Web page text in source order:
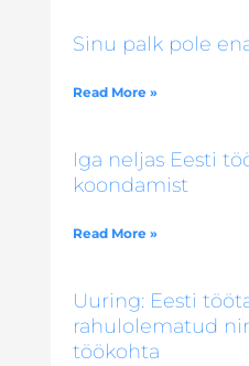
Sinu palk pole
Read More »
Iga neljas Eesti
koondamist
Read More »
Uuring: Eesti
rahulolematud
töökohta